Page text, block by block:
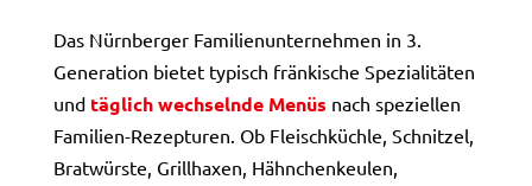
Das Nürnberger Familienunternehmen in 3.
Generation bietet typisch fränkische Spezialitäten
und täglich wechselnde Menüs nach speziellen
Familien-Rezepturen. Ob Fleischküchle, Schnitzel,
Bratwürste, Grillhaxen, Hähnchenkeulen,